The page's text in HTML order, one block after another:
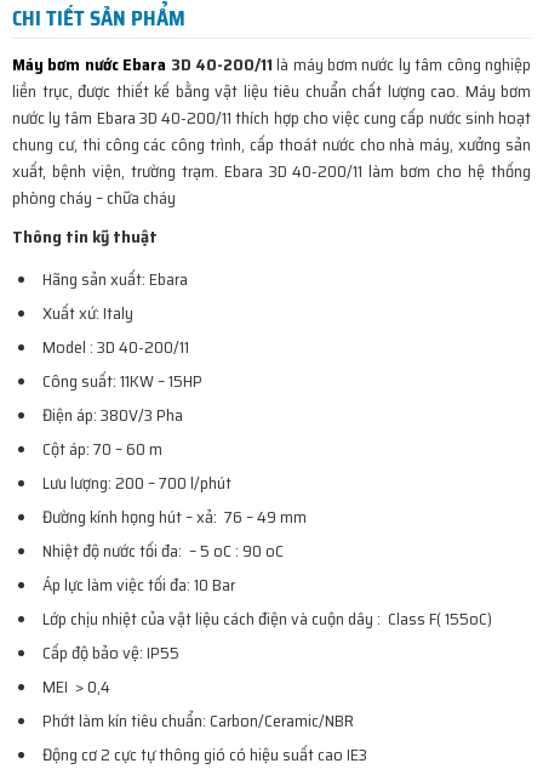
CHI TIẾT SẢN PHẨM
Máy bơm nước Ebara 3D 40-200/11là máy bơm nước ly tâm công nghiệp
liền trục, được thiết kế bằng vật liệu tiêu chuẩn chất lượng cao. Máy bơm
nước ly tâm Ebara 3D 40-200/11 thích hợp cho việc cung cấp nước sinh hoạt
chung cư, thi công các công trình, cấp thoát nước cho nhà máy, xưởng sản
xuất, bệnh viện, trường trạm. Ebara 3D 40-200/11 làm bơm cho hệ thống
phòng cháy – chữa cháy
Thông tin kỹ thuật
Hãng sản xuất: Ebara
Xuất xứ: Italy
Model : 3D 40-200/11
Công suất: 11KW – 15HP
Điện áp: 380V/3 Pha
Cột áp: 70 – 60 m
Lưu lượng: 200 – 700 l/phút
Đường kính họng hút – xả: 76 – 49 mm
Nhiệt độ nước tối đa: – 5 oC : 90 oC
Áp lực làm việc tối đa: 10 Bar
Lớp chịu nhiệt của vật liệu cách điện và cuộn dây : Class F( 155oC)
Cấp độ bảo vệ: IP55
MEI > 0,4
Phớt làm kín tiêu chuẩn: Carbon/Ceramic/NBR
Động cơ 2 cực tự thông gió có hiệu suất cao IE3